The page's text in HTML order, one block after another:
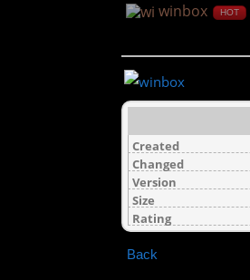
winbox HOT
Created
Changed
Version
Size
Rating
Back